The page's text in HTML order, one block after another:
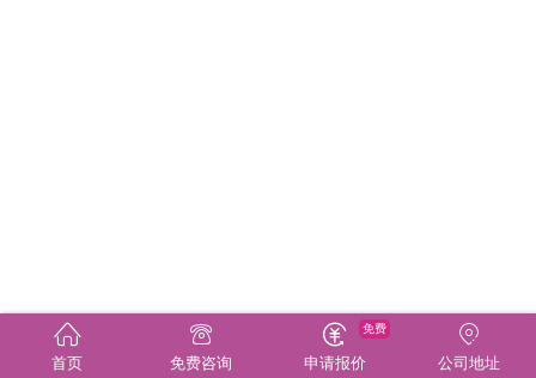
首页 免费咨询 申请报价
免费
公司地址